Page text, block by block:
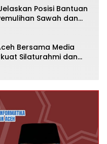
Posisi Bantuan
Sawah dan
Bersama Media
Silaturahmi dan
Berharga